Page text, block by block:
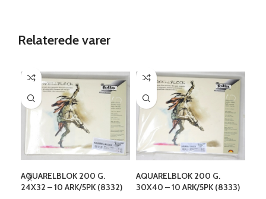
Relaterede varer
AQUARELBLOK 200 G.
24X32 – 10 ARK/5PK (8332)
AQUARELBLOK 200 G.
30X40 – 10 ARK/5PK (8333)